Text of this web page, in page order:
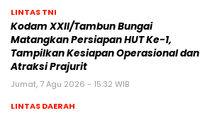
LINTAS TNI
Kodam XXII/Tambun Bungai
Matangkan Persiapan HUT Ke-1,
Tampilkan Kesiapan Operasional dan
Atraksi Prajurit
Jumat, 7 Agu 2026 - 15:32 WIB
LINTAS DAERAH